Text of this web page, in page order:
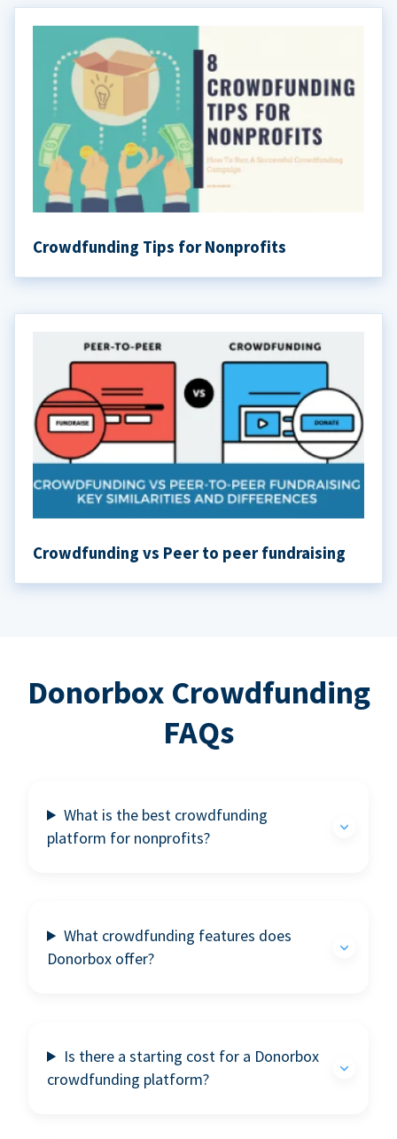
Crowdfunding Tips for Nonprofits
Crowdfunding vs Peer to peer fundraising
Donorbox Crowdfunding
FAQs
What is the best crowdfunding
platform for nonprofits?
What crowdfunding features does
Donorbox offer?
Is there a starting cost for a Donorbox
crowdfunding platform?